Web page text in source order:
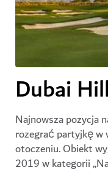
Dubai
Najnowsza pozycja
rozegrać partyjkę w
otoczeniu. Obiekt
2019 w kategorii